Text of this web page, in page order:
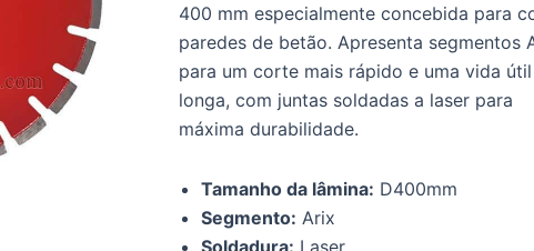
400 mm especialmente concebida para
paredes de betão. Apresenta segmentos
para um corte mais rápido e uma vida
longa, com juntas soldadas a laser para
máxima durabilidade.
Tamanho da lâmina: D400mm
Segmento: Arix
Soldadura: Laser